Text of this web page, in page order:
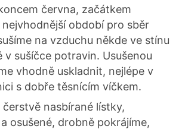
června, začátkem
nejvhodnější období pro sběr
na vzduchu někde ve stínu
v sušíčce potravin. Usušenou
vhodně uskladnit, nejlépe v
s dobře těsnícím víčkem.
čerstvě nasbírané lístky,
osušené, drobně pokrájíme,